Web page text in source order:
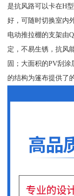
是抗风路可以卡在H
好，可随时切换室内
电动推拉棚的支架由
定，不易生锈，抗风
固；大面积的PV刮
的结构为篷布提供了